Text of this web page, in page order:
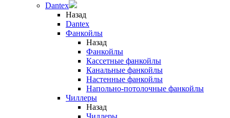
Dantex
Назад
Dantex
Фанкойлы
Назад
Фанкойлы
Кассетные фанкойлы
Канальные фанкойлы
Настенные фанкойлы
Напольно-потолочные фанкойлы
Чиллеры
Назад
Чиллеры